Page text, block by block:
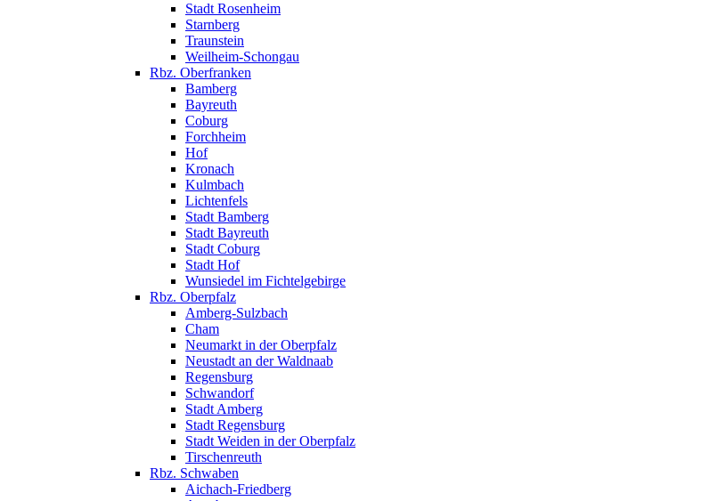
Stadt Rosenheim
Starnberg
Traunstein
Weilheim-Schongau
Rbz. Oberfranken
Bamberg
Bayreuth
Coburg
Forchheim
Hof
Kronach
Kulmbach
Lichtenfels
Stadt Bamberg
Stadt Bayreuth
Stadt Coburg
Stadt Hof
Wunsiedel im Fichtelgebirge
Rbz. Oberpfalz
Amberg-Sulzbach
Cham
Neumarkt in der Oberpfalz
Neustadt an der Waldnaab
Regensburg
Schwandorf
Stadt Amberg
Stadt Regensburg
Stadt Weiden in der Oberpfalz
Tirschenreuth
Rbz. Schwaben
Aichach-Friedberg